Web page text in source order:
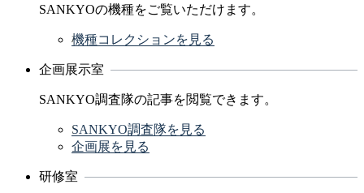
SANKYOの機種をご覧いただけます。
機種コレクションを見る
企画展示室
SANKYO調査隊の記事を閲覧できます。
SANKYO調査隊を見る
企画展を見る
研修室